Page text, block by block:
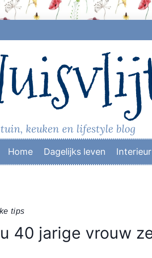
keuken en lifestyle blog
Home Dagelijks leven Interieur
tips
40 jarige vrouw